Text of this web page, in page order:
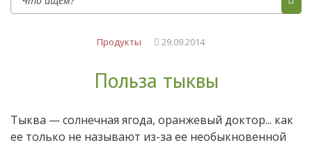
Продукты 29.09.2014
Польза тыквы
Тыква — солнечная ягода, оранжевый доктор... как
ее только не называют из-за ее необыкновенной